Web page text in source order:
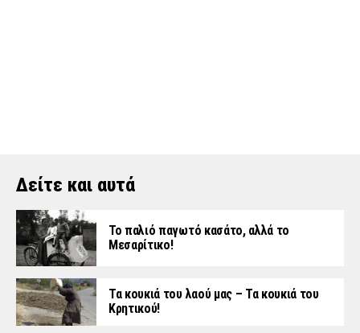
Δείτε και αυτά
Το παλιό παγωτό κασάτο, αλλά το
Μεσαρίτικο!
Τα κουκιά του λαού μας – Τα κουκιά του
Κρητικού!